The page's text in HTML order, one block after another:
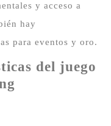
y acceso a
hay
para eventos y oro.
del juego